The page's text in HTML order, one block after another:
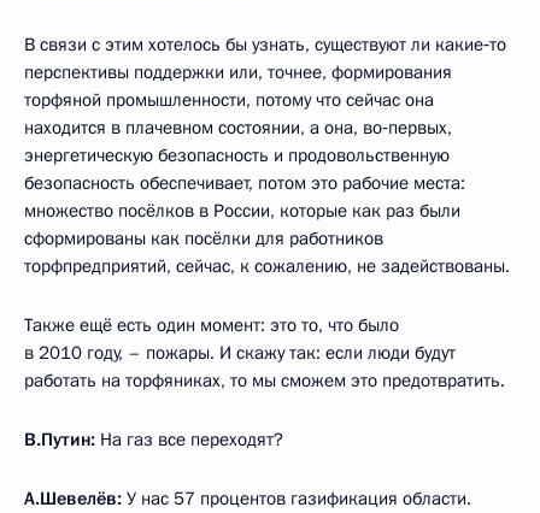
В связи с этим хотелось бы узнать, существуют ли какие‑то
перспективы поддержки или, точнее, формирования
торфяной промышленности, потому что сейчас она
находится в плачевном состоянии, а она, во‑первых,
энергетическую безопасность и продовольственную
безопасность обеспечивает, потом это рабочие места:
множество посёлков в России, которые как раз были
сформированы как посёлки для работников
торфпредприятий, сейчас, к сожалению, не задействованы.
Также ещё есть один момент: это то, что было
в 2010 году, – пожары. И скажу так: если люди будут
работать на торфяниках, то мы сможем это предотвратить.
В.Путин: На газ все переходят?
А.Шевелёв: У нас 57 процентов газификация области.